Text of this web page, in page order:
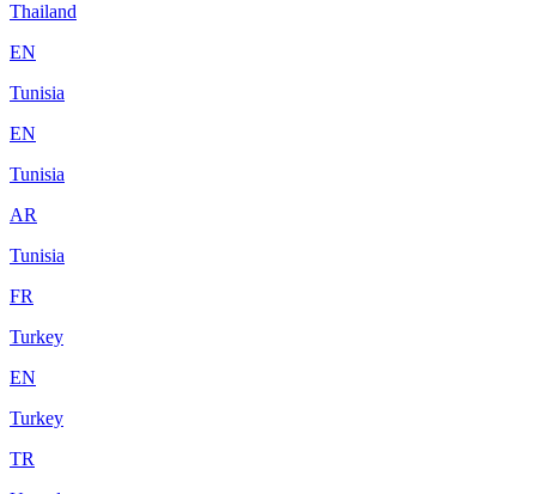
Thailand
EN
Tunisia
EN
Tunisia
AR
Tunisia
FR
Turkey
EN
Turkey
TR